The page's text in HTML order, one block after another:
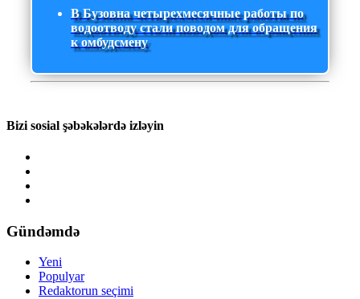
В Бузовна четырехмесячные работы по
водоотводу стали поводом для обращения
к омбудсмену
Bizi sosial şəbəkələrdə izləyin
Gündəmdə
Yeni
Populyar
Redaktorun seçimi